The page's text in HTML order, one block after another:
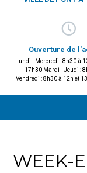
Ouverture de
Lundi - Mercredi : 8h30 à
17h30 Mardi - Jeudi :
Vendredi : 8h30 à 12h et
WEEK-